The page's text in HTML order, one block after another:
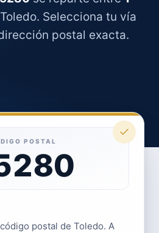
Selecciona tu vía
postal exacta.
POSTAL
postal de Toledo. A